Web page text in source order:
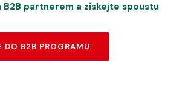
B2B partnerem a získejte spoustu
DO B2B PROGRAMU